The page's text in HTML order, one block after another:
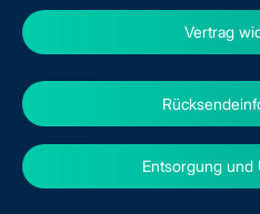
Vertrag
Entsorgung und